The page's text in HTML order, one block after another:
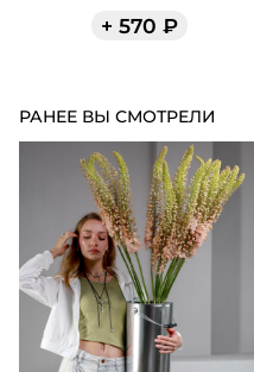
+ 570 ₽
РАНЕЕ ВЫ СМОТРЕЛИ